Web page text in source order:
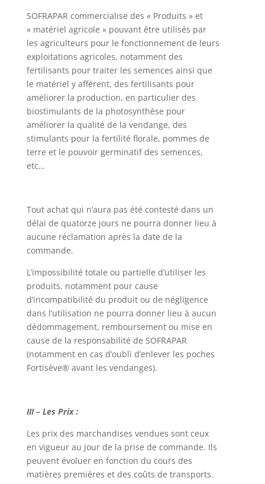
SOFRAPAR commercialise des « Produits » et
« matériel agricole » pouvant être utilisés par
les agriculteurs pour le fonctionnement de leurs
exploitations agricoles, notamment des
fertilisants pour traiter les semences ainsi que
le matériel y afférent, des fertilisants pour
améliorer la production, en particulier des
biostimulants de la photosynthèse pour
améliorer la qualité de la vendange, des
stimulants pour la fertilité florale, pommes de
terre et le pouvoir germinatif des semences,
etc…
Tout achat qui n’aura pas été contesté dans un
délai de quatorze jours ne pourra donner lieu à
aucune réclamation après la date de la
commande.
L’impossibilité totale ou partielle d’utiliser les
produits, notamment pour cause
d’incompatibilité du produit ou de négligence
dans l’utilisation ne pourra donner lieu à aucun
dédommagement, remboursement ou mise en
cause de la responsabilité de SOFRAPAR
(notamment en cas d’oubli d’enlever les poches
Fortisève® avant les vendanges).
III – Les Prix :
Les prix des marchandises vendues sont ceux
en vigueur au jour de la prise de commande. Ils
peuvent évoluer en fonction du cours des
matières premières et des coûts de transports.